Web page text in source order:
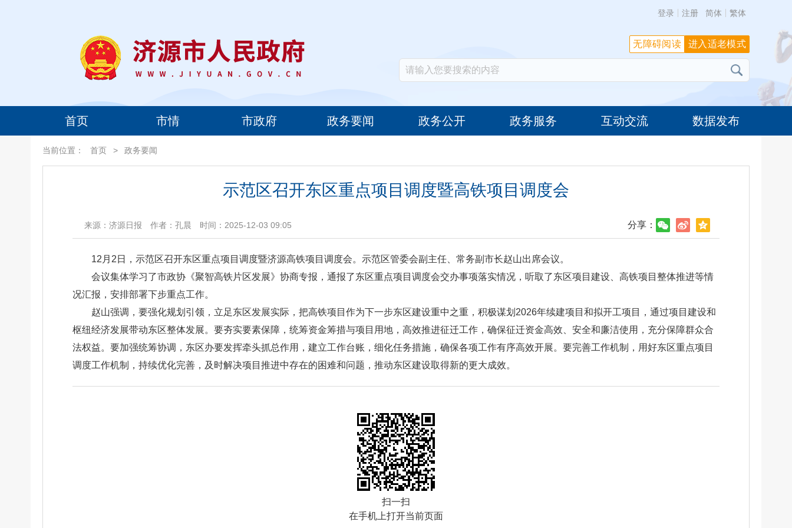
登录 注册 简体 繁体
首页 市情 市政府 政务要闻 政务公开 政务服务 互动交流 数据发布
进入适老模式
无障碍阅读
当前位置： 首页 > 政务要闻
示范区召开东区重点项目调度暨高铁项目调度会
来源：济源日报 作者：孔晨 时间：2025-12-03 09:05 分享：
12月2日，示范区召开东区重点项目调度暨济源高铁项目调度会。示范区管委会副主任、常务副市长赵山出席会议。
会议集体学习了市政协《聚智高铁片区发展》协商专报，通报了东区重点项目调度会交办事项落实情况，听取了东区项目建设、高铁项目整体推进等情
况汇报，安排部署下步重点工作。
赵山强调，要强化规划引领，立足东区发展实际，把高铁项目作为下一步东区建设重中之重，积极谋划2026年续建项目和拟开工项目，通过项目建设和
枢纽经济发展带动东区整体发展。要夯实要素保障，统筹资金筹措与项目用地，高效推进征迁工作，确保征迁资金高效、安全和廉洁使用，充分保障群众合
法权益。要加强统筹协调，东区办要发挥牵头抓总作用，建立工作台账，细化任务措施，确保各项工作有序高效开展。要完善工作机制，用好东区重点项目
调度工作机制，持续优化完善，及时解决项目推进中存在的困难和问题，推动东区建设取得新的更大成效。
扫一扫
在手机上打开当前页面